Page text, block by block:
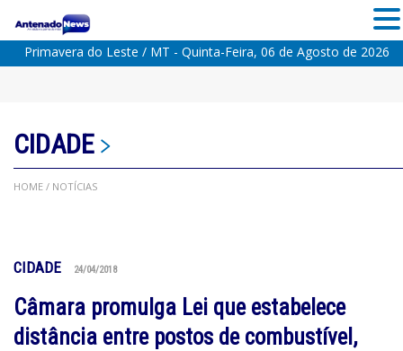
Primavera do Leste / MT - Quinta-Feira, 06 de Agosto de 2026
CIDADE
HOME / NOTÍCIAS
CIDADE 24/04/2018
Câmara promulga Lei que estabelece
distância entre postos de combustível,